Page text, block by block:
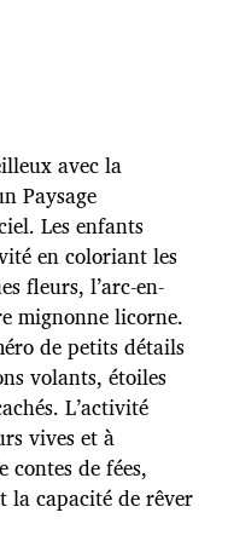
avec la
Paysage
Les enfants
en coloriant les
fleurs, l’arc-en-
mignonne licorne.
de petits détails
volants, étoiles
L’activité
vives et à
contes de fées,
la capacité de rêver